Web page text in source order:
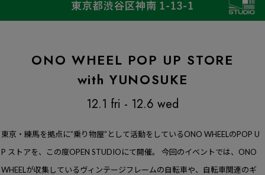
ONO WHEEL POP UP STORE
with YUNOSUKE
12.1 fri - 12.6 wed
東京・練馬を拠点に”乗り物屋”として活動をしているONO WHEELのPOP U
P ストアを、
この度OPEN STUDIOにて開催。
今回のイベントでは、ONO
WHEELが収集しているヴィンテージフレームの自転車や、自転車関連のギ